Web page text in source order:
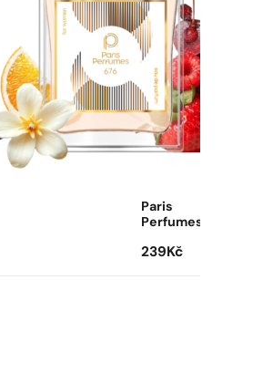
Paris
Perfumes
239Kč